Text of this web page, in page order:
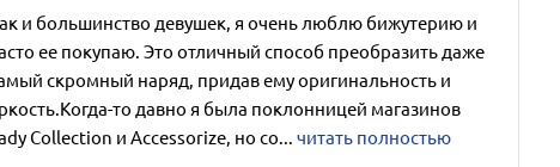
и большинство девушек, я очень люблю бижутерию и
ее покупаю. Это отличный способ преобразить даже
скромный наряд, придав ему оригинальность и
то давно я была поклонницей магазинов
Collection и Accessorize, но со... читать полностью